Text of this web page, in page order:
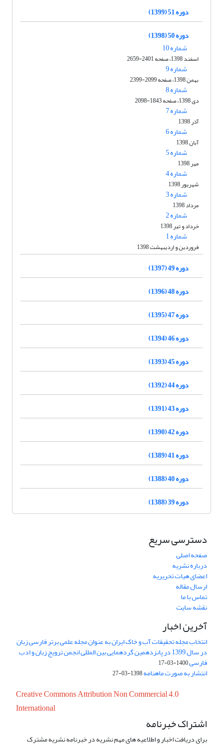
دوره 51 (1399)
دوره 50 (1398)
شماره 10
اسفند 1398، صفحه 2401-2659
شماره 9
بهمن 1398، صفحه 2099-2399
شماره 8
دی 1398، صفحه 1843-2098
شماره 7
آذر 1398
شماره 6
آبان 1398
شماره 5
مهر 1398
شماره 4
شهریور 1398
شماره 3
مرداد 1398
شماره 2
خرداد و تیر 1398
شماره 1
فروردین و اردیبهشت 1398
دوره 49 (1397)
دوره 48 (1396)
دوره 47 (1395)
دوره 46 (1394)
دوره 45 (1393)
دوره 44 (1392)
دوره 43 (1391)
دوره 42 (1390)
دوره 41 (1389)
دوره 40 (1388)
دوره 39 (1388)
دسترسی سریع
صفحه اصلی
درباره نشریه
اعضای هیات تحریریه
ارسال مقاله
تماس با ما
نقشه سایت
آخرین اخبار
انتخاب مجله تحقیقات آب و خاک ایران به عنوان مجله علمی برتر فارسی زبان
در سال 1399 در پانزدهمین گردهمایی بین المللی انجمن ترویج زبان و ادب
فارسی1400-03-17
انتشار به صورت ماهنامه1398-03-27
Creative Commons Attribution Non Commercial 4.0
International
اشتراک خبرنامه
برای دریافت اخبار و اطلاعیه های مهم نشریه در خبرنامه نشریه مشترک